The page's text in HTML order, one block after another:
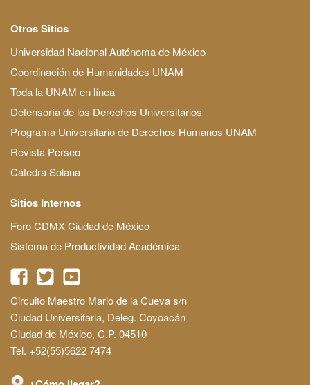
Otros Sitios
Universidad Nacional Autónoma de México
Coordinación de Humanidades UNAM
Toda la UNAM en línea
Defensoría de los Derechos Universitarios
Programa Universitario de Derechos Humanos UNAM
Revista Perseo
Cátedra Solana
Sitios Internos
Foro CDMX Ciudad de México
Sistema de Productividad Académica
Circuito Maestro Mario de la Cueva s/n
Ciudad Universitaria, Deleg. Coyoacán
Ciudad de México, C.P. 04510
Tel. +52(55)5622 7474